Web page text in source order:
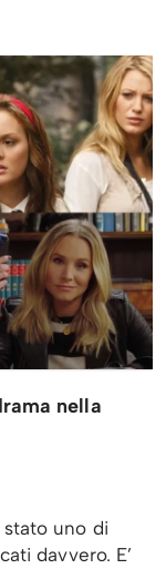
nella
stato uno di
davvero. E’